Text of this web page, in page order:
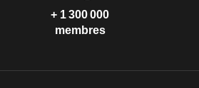
+ 1 300 000
membres